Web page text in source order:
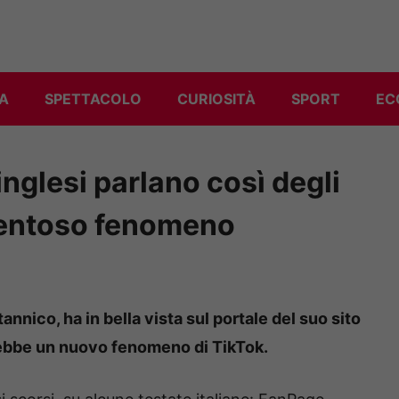
SPETTACOLO CURIOSITÀ SPORT
parlano così degli
fenomeno
ha in bella vista sul portale del suo sito
un nuovo fenomeno di TikTok.